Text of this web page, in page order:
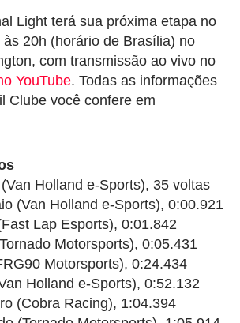
Light terá sua próxima etapa no
20h (horário de Brasília) no
com transmissão ao vivo no
YouTube. Todas as informações
Clube você confere em
Holland e-Sports), 35 voltas
(Van Holland e-Sports), 0:00.921
Lap Esports), 0:01.842
Motorsports), 0:05.431
Motorsports), 0:24.434
Holland e-Sports), 0:52.132
(Cobra Racing), 1:04.394